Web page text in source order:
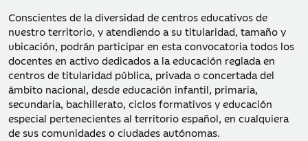
Conscientes de la diversidad de centros educativos de
nuestro territorio, y atendiendo a su titularidad, tamaño y
ubicación, podrán participar en esta convocatoria todos los
docentes en activo dedicados a la educación reglada en
centros de titularidad pública, privada o concertada del
ámbito nacional, desde educación infantil, primaria,
secundaria, bachillerato, ciclos formativos y educación
especial pertenecientes al territorio español, en cualquiera
de sus comunidades o ciudades autónomas.